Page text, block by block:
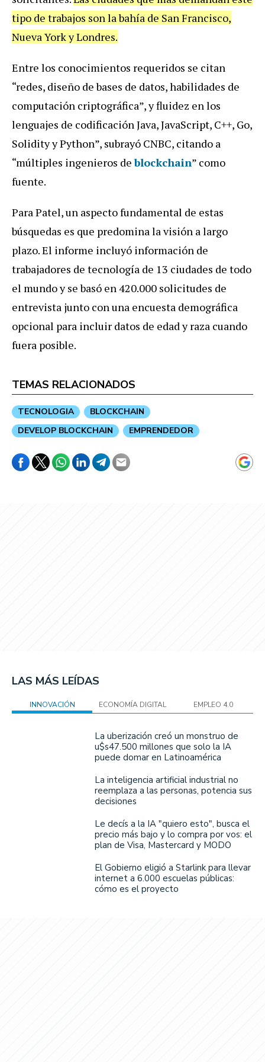
tipo de trabajos son la bahía de San Francisco,
Nueva York y Londres.
Entre los conocimientos requeridos se citan
“redes, diseño de bases de datos, habilidades de
computación criptográfica”, y fluidez en los
lenguajes de codificación Java, JavaScript, C++, Go,
Solidity y Python”, subrayó CNBC, citando a
“múltiples ingenieros deblockchain” como
fuente.
Para Patel, un aspecto fundamental de estas
búsquedas es que predomina la visión a largo
plazo. El informe incluyó información de
trabajadores de tecnología de 13 ciudades de todo
el mundo y se basó en 420.000 solicitudes de
entrevista junto con una encuesta demográfica
opcional para incluir datos de edad y raza cuando
fuera posible.
TEMAS RELACIONADOS
TECNOLOGIA
BLOCKCHAIN
DEVELOP BLOCKCHAIN
EMPRENDEDOR
LAS MÁS LEÍDAS
INNOVACIÓN ECONOMÍA DIGITAL EMPLEO 4.0
La uberización creó un monstruo de
u$s47.500 millones que solo la IA
puede domar en Latinoamérica
La inteligencia artificial industrial no
reemplaza a las personas, potencia sus
decisiones
Le decís a la IA "quiero esto", busca el
precio más bajo y lo compra por vos: el
plan de Visa, Mastercard y MODO
El Gobierno eligió a Starlink para llevar
internet a 6.000 escuelas públicas:
cómo es el proyecto